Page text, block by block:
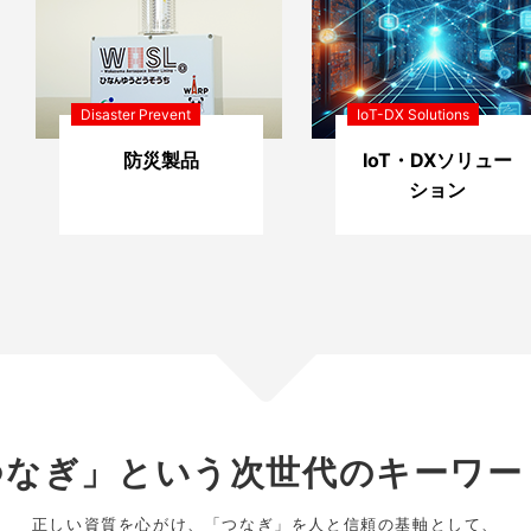
Disaster Prevent
防災製品
IoT-DX Solutions
IoT・DXソリュー
ション
ぎ」という次世代のキーワ
正しい資質を心がけ、「つなぎ」を人と信頼の基軸として、